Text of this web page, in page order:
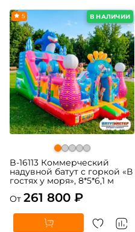
В НАЛИЧИИ
5
B-16113 Коммерческий
надувной батут с горкой «В
гостях у моря», 8*5*6,1 м
От 261 800 ₽